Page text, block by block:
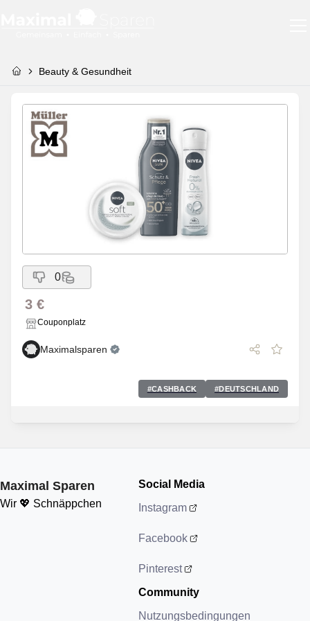
Beauty & Gesundheit
0
3 €
Couponplatz
Maximalsparen
#CASHBACK #DEUTSCHLAND
Maximal Sparen
Wir 💖 Schnäppchen
Social Media
Instagram
Facebook
Pinterest
Community
Nutzungsbedingungen